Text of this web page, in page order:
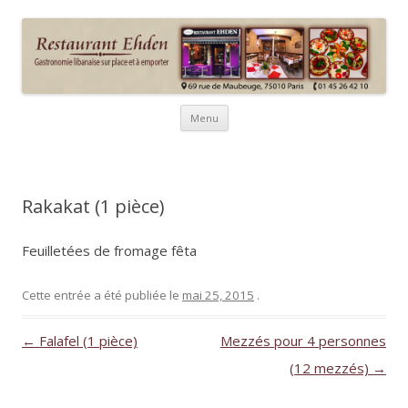
Ehden : Restaurant et traiteur
libanais
75010 Paris
Menu Aller
Rakakat (1 pièce)
Feuilletées de fromage fêta
Cette entrée a été publiée le mai 25, 2015 .
Navigation
← Falafel (1 pièce)
Mezzés pour 4 personnes
(12 mezzés) →